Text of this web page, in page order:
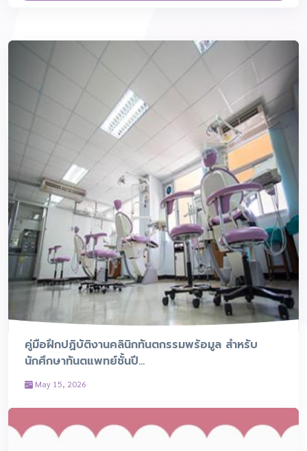
คู่มือฝึกปฏิบัติงานคลินิกทันตกรรมพร้อมูล สำหรับ
นักศึกษาทันตแพทย์ชั้นปี...
May 15, 2026